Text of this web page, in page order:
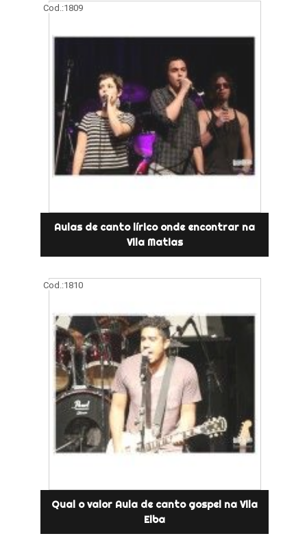
Cod.:1809
Aulas de canto lírico onde encontrar na
Vila Matias
Cod.:1810
Qual o valor Aula de canto gospel na Vila
Elba